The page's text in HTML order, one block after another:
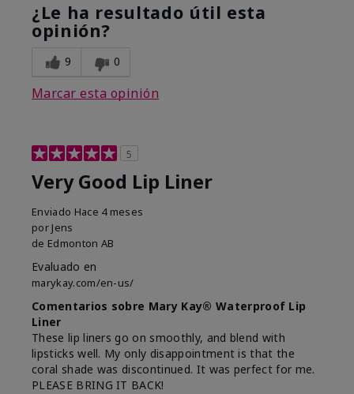
¿Le ha resultado útil esta
opinión?
9 0
Marcar esta opinión
5
Very Good Lip Liner
Enviado Hace 4 meses
por Jens
de Edmonton AB
Evaluado en
marykay.com/en-us/
Comentarios sobre Mary Kay® Waterproof Lip
Liner
These lip liners go on smoothly, and blend with
lipsticks well. My only disappointment is that the
coral shade was discontinued. It was perfect for me.
PLEASE BRING IT BACK!